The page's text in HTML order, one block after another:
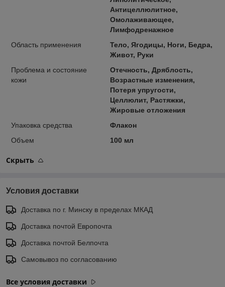
Антицеллюлитное,
Омолаживающее,
Лимфодренажное
Область применения
Тело, Ягодицы, Ноги, Бедра,
Живот, Руки
Проблема и состояние
кожи
Отечность, Дряблость,
Возрастные изменения,
Потеря упругости,
Целлюлит, Растяжки,
Жировые отложения
Упаковка средства
Флакон
Объем
100 мл
Скрыть
Условия доставки
Доставка по г. Минску в пределах МКАД
Доставка почтой Европочта
Доставка почтой Белпочта
Самовывоз по согласованию
Все условия доставки